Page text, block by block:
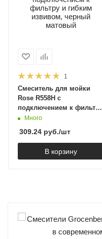
1
Смеситель для мойки
Rose R558H с
подключением к фильтру
и гибким извивом,
Много
309.24 руб./шт
В корзину